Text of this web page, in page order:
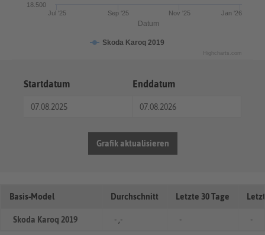
Datum
Skoda Karoq 2019
Jul '25 Sep '25 Nov '25 Jan '26
18.500
Highcharts.com
Startdatum Enddatum
Grafik aktualisieren
Basis-Model Durchschnitt Letzte 30 Tage
Skoda Karoq 2019 - ,- - -